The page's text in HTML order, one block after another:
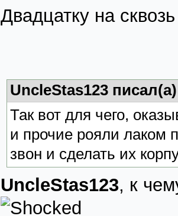
Двадцатку на
UncleStas123
Так вот для чего,
и прочие рояли лаком
звон и сделать их
UncleStas123, к